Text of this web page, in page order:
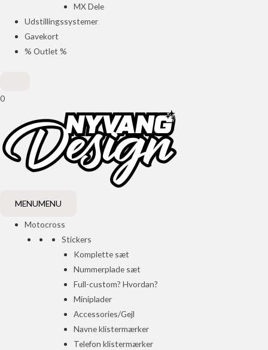
MX Dele
Udstillingssystemer
Gavekort
% Outlet %
0
MENUMENU
Motocross
Stickers
Komplette sæt
Nummerplade sæt
Full-custom? Hvordan?
Miniplader
Accessories/Gejl
Navne klistermærker
Telefon klistermærker